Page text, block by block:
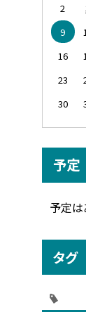
2
9
16
23
30
予定
予定は
タグ